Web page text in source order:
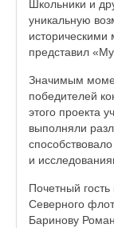
Школьники и
уникальную
историческими
представил
Значимым
победителей
этого проекта
выполняли
и
Почетный
Северного
Баринову